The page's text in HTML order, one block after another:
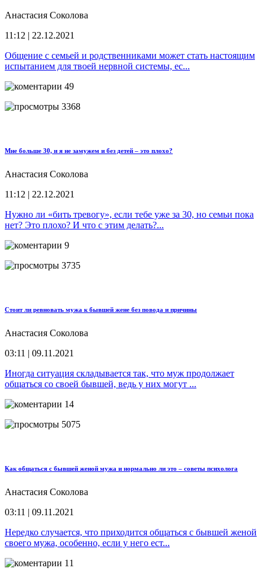
Анастасия Соколова
11:12 | 22.12.2021
Общение с семьей и родственниками может стать настоящим
испытанием для твоей нервной системы, ес...
49
3368
Мне больше 30, и я не замужем и без детей – это плохо?
Анастасия Соколова
11:12 | 22.12.2021
Нужно ли «бить тревогу», если тебе уже за 30, но семьи пока
нет? Это плохо? И что с этим делать?...
9
3735
Стоит ли ревновать мужа к бывшей жене без повода и причины
Анастасия Соколова
03:11 | 09.11.2021
Иногда ситуация складывается так, что муж продолжает
общаться со своей бывшей, ведь у них могут ...
14
5075
Как общаться с бывшей женой мужа и нормально ли это – советы психолога
Анастасия Соколова
03:11 | 09.11.2021
Нередко случается, что приходится общаться с бывшей женой
своего мужа, особенно, если у него ест...
11